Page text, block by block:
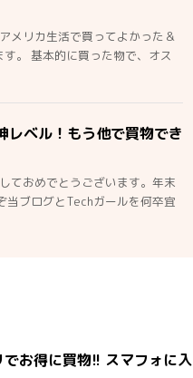
メリカ生活で買ってよかった＆
。 基本的に買った物で、オス
レベル！もう他で買物でき
ておめでとうございます。年末
当ブログとTechガールを何卒宜
お得に買物!! スマフォに入